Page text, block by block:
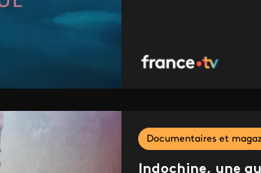
Documentaires et
Indochine, une